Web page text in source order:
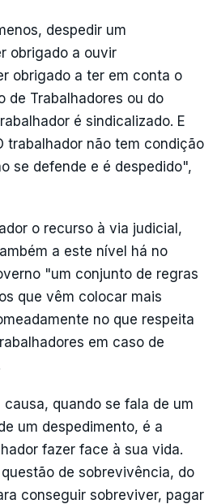
despedir um
obrigado a ouvir
obrigado a ter em conta o
de Trabalhadores ou do
é sindicalizado. E
trabalhador não tem condição
se defende e é despedido",
o recurso à via judicial,
a este nível há no
"um conjunto de regras
que vêm colocar mais
no que respeita
em caso de
quando se fala de um
um despedimento, é a
fazer face à sua vida.
de sobrevivência, do
conseguir sobreviver, pagar